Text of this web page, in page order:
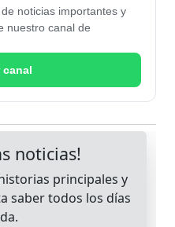
noticias importantes y
nuestro canal de
canal